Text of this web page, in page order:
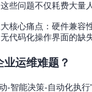
些问题不仅耗费大量
核心痛点：硬件兼
代码化操作界面的缺
运维难题？
-智能决策-自动化执